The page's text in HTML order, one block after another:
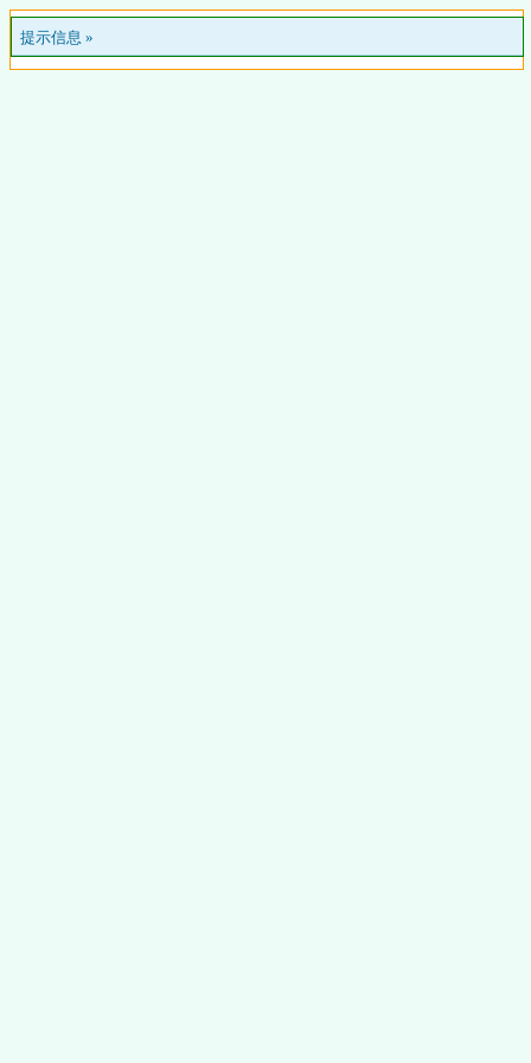
提示信息 »